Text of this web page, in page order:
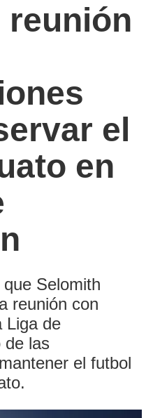
reunión
el
en
Selomith
reunión con
Liga de
de las
el futbol